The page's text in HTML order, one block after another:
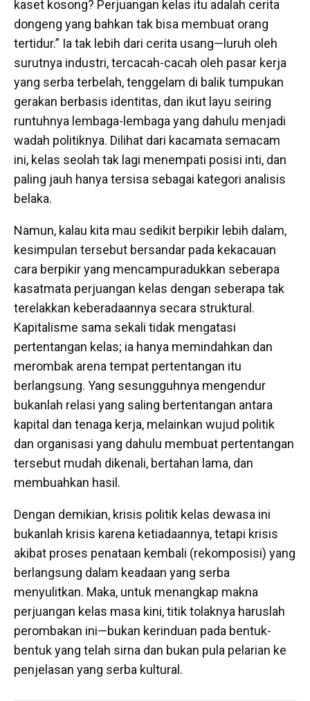
kaset kosong? Perjuangan kelas itu adalah cerita
dongeng yang bahkan tak bisa membuat orang
tertidur.” Ia tak lebih dari cerita usang—luruh oleh
surutnya industri, tercacah-cacah oleh pasar kerja
yang serba terbelah, tenggelam di balik tumpukan
gerakan berbasis identitas, dan ikut layu seiring
runtuhnya lembaga-lembaga yang dahulu menjadi
wadah politiknya. Dilihat dari kacamata semacam
ini, kelas seolah tak lagi menempati posisi inti, dan
paling jauh hanya tersisa sebagai kategori analisis
belaka.
Namun, kalau kita mau sedikit berpikir lebih dalam,
kesimpulan tersebut bersandar pada kekacauan
cara berpikir yang mencampuradukkan seberapa
kasatmata perjuangan kelas dengan seberapa tak
terelakkan keberadaannya secara struktural.
Kapitalisme sama sekali tidak mengatasi
pertentangan kelas; ia hanya memindahkan dan
merombak arena tempat pertentangan itu
berlangsung. Yang sesungguhnya mengendur
bukanlah relasi yang saling bertentangan antara
kapital dan tenaga kerja, melainkan wujud politik
dan organisasi yang dahulu membuat pertentangan
tersebut mudah dikenali, bertahan lama, dan
membuahkan hasil.
Dengan demikian, krisis politik kelas dewasa ini
bukanlah krisis karena ketiadaannya, tetapi krisis
akibat proses penataan kembali (rekomposisi) yang
berlangsung dalam keadaan yang serba
menyulitkan. Maka, untuk menangkap makna
perjuangan kelas masa kini, titik tolaknya haruslah
perombakan ini—bukan kerinduan pada bentuk-
bentuk yang telah sirna dan bukan pula pelarian ke
penjelasan yang serba kultural.